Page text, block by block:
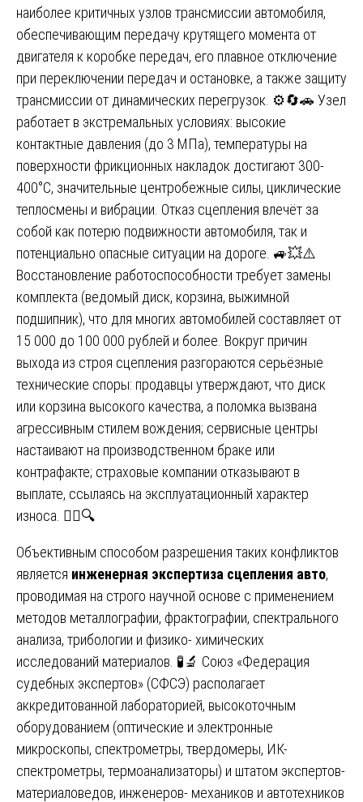
наиболее критичных узлов трансмиссии автомобиля,
обеспечивающим передачу крутящего момента от
двигателя к коробке передач, его плавное отключение
при переключении передач и остановке, а также защиту
трансмиссии от динамических перегрузок. ⚙️🔄🚗 Узел
работает в экстремальных условиях: высокие
контактные давления (до 3 МПа), температуры на
поверхности фрикционных накладок достигают 300-
400°C, значительные центробежные силы, циклические
теплосмены и вибрации. Отказ сцепления влечёт за
собой как потерю подвижности автомобиля, так и
потенциально опасные ситуации на дороге. 🚙💥⚠️
Восстановление работоспособности требует замены
комплекта (ведомый диск, корзина, выжимной
подшипник), что для многих автомобилей составляет от
15 000 до 100 000 рублей и более. Вокруг причин
выхода из строя сцепления разгораются серьёзные
технические споры: продавцы утверждают, что диск
или корзина высокого качества, а поломка вызвана
агрессивным стилем вождения; сервисные центры
настаивают на производственном браке или
контрафакте; страховые компании отказывают в
выплате, ссылаясь на эксплуатационный характер
износа. 🤷‍♂️🔍
Объективным способом разрешения таких конфликтов
является инженерная экспертиза сцепления авто,
проводимая на строго научной основе с применением
методов металлографии, фрактографии, спектрального
анализа, трибологии и физико- химических
исследований материалов. 🧪🔬 Союз «Федерация
судебных экспертов» (СФСЭ) располагает
аккредитованной лабораторией, высокоточным
оборудованием (оптические и электронные
микроскопы, спектрометры, твердомеры, ИК-
спектрометры, термоанализаторы) и штатом экспертов-
материаловедов, инженеров- механиков и автотехников